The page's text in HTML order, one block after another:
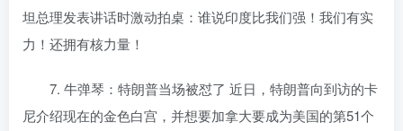
坦总理发表讲话时激动拍桌：谁说印度比我们强！我们有实
力！还拥有核力量！
7. 牛弹琴：特朗普当场被怼了 近日，特朗普向到访的卡
尼介绍现在的金色白宫，并想要加拿大要成为美国的第51个